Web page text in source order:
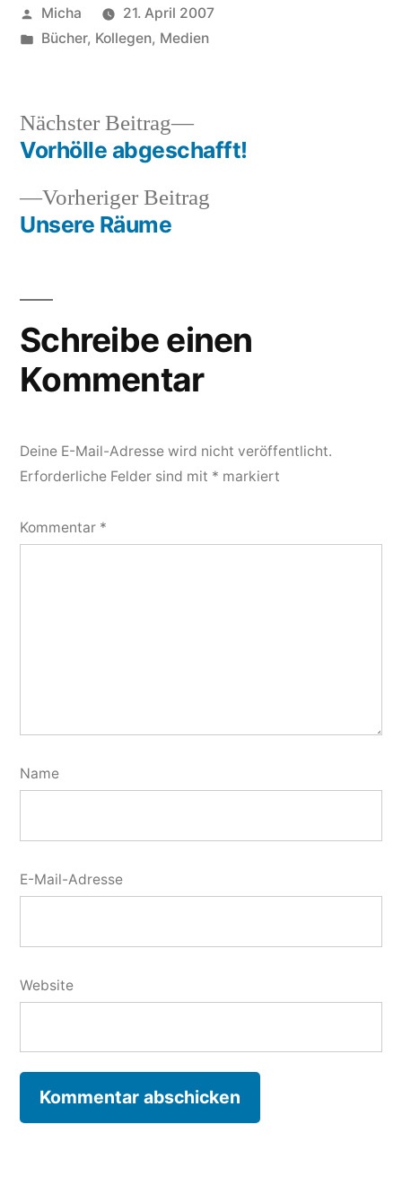
Veröffentlicht
von
Micha
21. April 2007
Veröffentlicht
Bücher, Kollegen, Medien
Beitragsnavigation
Vorheriger Beitrag
Unsere Räume
Nächster Beitrag
Nächster
Beitrag:
Vorhölle abgeschafft!
Schreibe einen
Kommentar
Deine E-Mail-Adresse wird nicht veröffentlicht.
Erforderliche Felder sind mit * markiert
Kommentar *
Name
E-Mail-Adresse
Website